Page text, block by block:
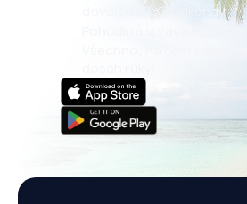
dovolené, eurovíkendy
Všechno, na čem záleží,